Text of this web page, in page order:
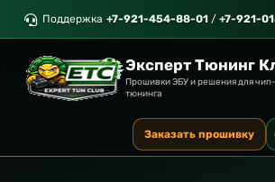
Поддержка +7-921-454-88-01 / +7-921-
Эксперт Тюнинг
Прошивки ЭБУ и решения для чип-
тюнинга
Заказать прошивку